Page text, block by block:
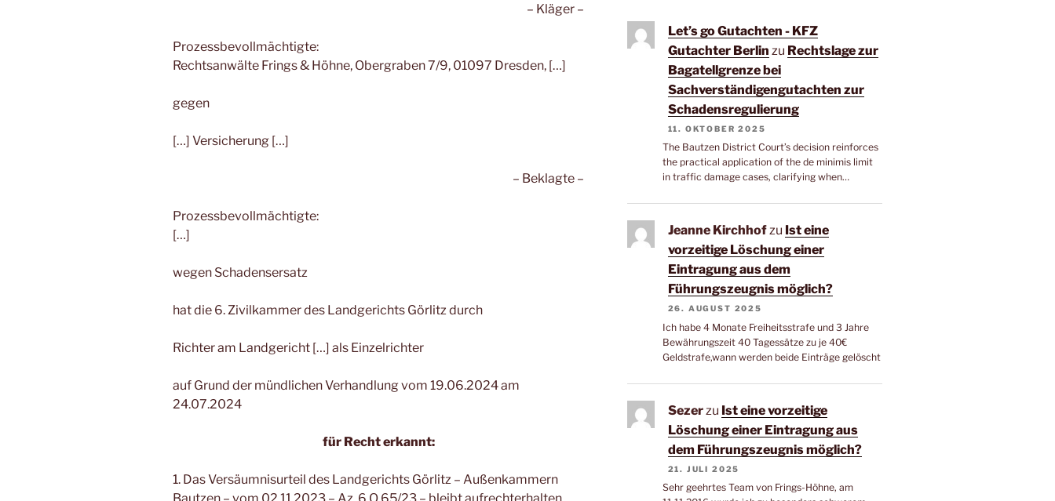
– Kläger –
Prozessbevollmächtigte:
Rechtsanwälte Frings & Höhne, Obergraben 7/9, 01097 Dresden, […]
gegen
[…] Versicherung […]
– Beklagte –
Prozessbevollmächtigte:
[…]
wegen Schadensersatz
hat die 6. Zivilkammer des Landgerichts Görlitz durch
Richter am Landgericht […] als Einzelrichter
auf Grund der mündlichen Verhandlung vom 19.06.2024 am
24.07.2024
für Recht erkannt:
1. Das Versäumnisurteil des Landgerichts Görlitz – Außenkammern
Let’s go Gutachten - KFZ
Gutachter Berlin zu Rechtslage zur
Bagatellgrenze bei
Sachverständigengutachten zur
Schadensregulierung
11. OKTOBER 2025
The Bautzen District Court’s decision reinforces
the practical application of the de minimis limit
in traffic damage cases, clarifying when…
Jeanne Kirchhofzu Ist eine
vorzeitige Löschung einer
Eintragung aus dem
Führungszeugnis möglich?
26. AUGUST 2025
Ich habe 4 Monate Freiheitsstrafe und 3 Jahre
Bewährungszeit 40 Tagessätze zu je 40€
Geldstrafe,wann werden beide Einträge gelöscht
Sezerzu Ist eine vorzeitige
Löschung einer Eintragung aus
dem Führungszeugnis möglich?
21. JULI 2025
Sehr geehrtes Team von Frings-Höhne, am